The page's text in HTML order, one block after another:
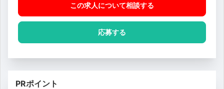
この求人について相談する
応募する
PRポイント